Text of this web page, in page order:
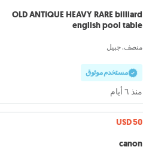
OLD ANTIQUE HEAVY RARE billiard
english pool table
منصف, جبيل
مستخدم موثوق
منذ ٦ أيام
USD 50
canon